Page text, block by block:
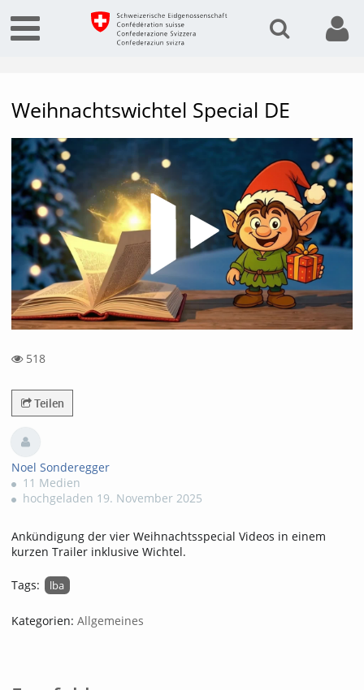
Weihnachtswichtel Special DE
518
Teilen
Noel Sonderegger
11 Medien
hochgeladen 19. November 2025
Ankündigung der vier Weihnachtsspecial Videos in einem
kurzen Trailer inklusive Wichtel.
Tags: lba
Kategorien: Allgemeines